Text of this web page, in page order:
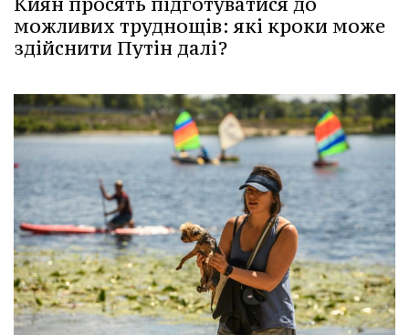
можливих труднощів: які кроки може
здійснити Путін далі?